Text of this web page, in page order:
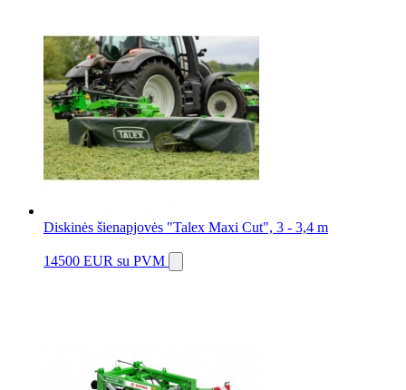
Diskinės šienapjovės "Talex Maxi Cut", 3 - 3,4 m
14500 EUR su PVM